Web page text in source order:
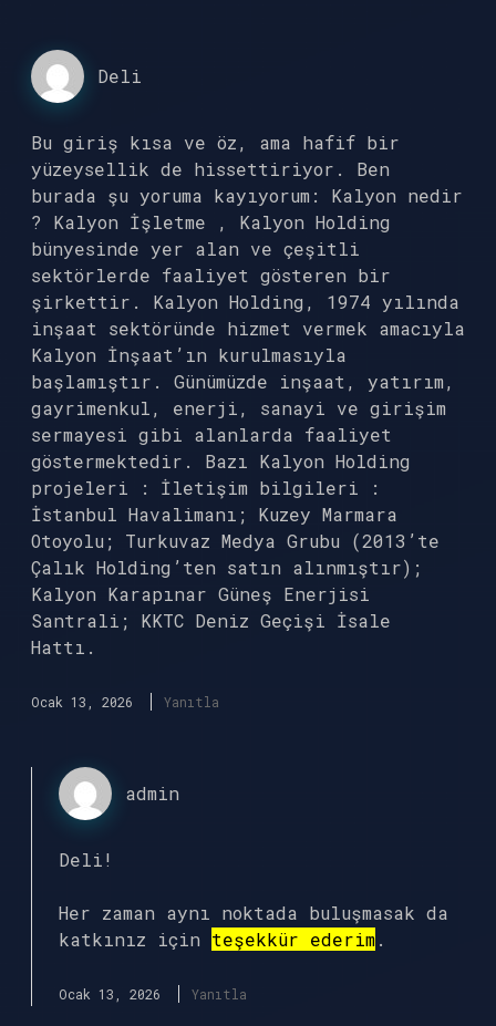
Deli
Bu giriş kısa ve öz, ama hafif bir
yüzeysellik de hissettiriyor. Ben
burada şu yoruma kayıyorum: Kalyon nedir
? Kalyon İşletme , Kalyon Holding
bünyesinde yer alan ve çeşitli
sektörlerde faaliyet gösteren bir
şirkettir. Kalyon Holding, 1974 yılında
inşaat sektöründe hizmet vermek amacıyla
Kalyon İnşaat’ın kurulmasıyla
başlamıştır. Günümüzde inşaat, yatırım,
gayrimenkul, enerji, sanayi ve girişim
sermayesi gibi alanlarda faaliyet
göstermektedir. Bazı Kalyon Holding
projeleri : İletişim bilgileri :
İstanbul Havalimanı; Kuzey Marmara
Otoyolu; Turkuvaz Medya Grubu (2013’te
Çalık Holding’ten satın alınmıştır);
Kalyon Karapınar Güneş Enerjisi
Santrali; KKTC Deniz Geçişi İsale
Hattı.
Ocak 13, 2026 Yanıtla
admin
Deli!
Her zaman aynı noktada buluşmasak da
katkınız için teşekkür ederim.
Ocak 13, 2026 Yanıtla